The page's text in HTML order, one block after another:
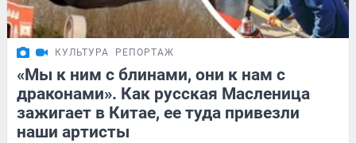
КУЛЬТУРА РЕПОРТАЖ
«Мы к ним с блинами, они к нам с
драконами». Как русская Масленица
зажигает в Китае, ее туда привезли
наши артисты